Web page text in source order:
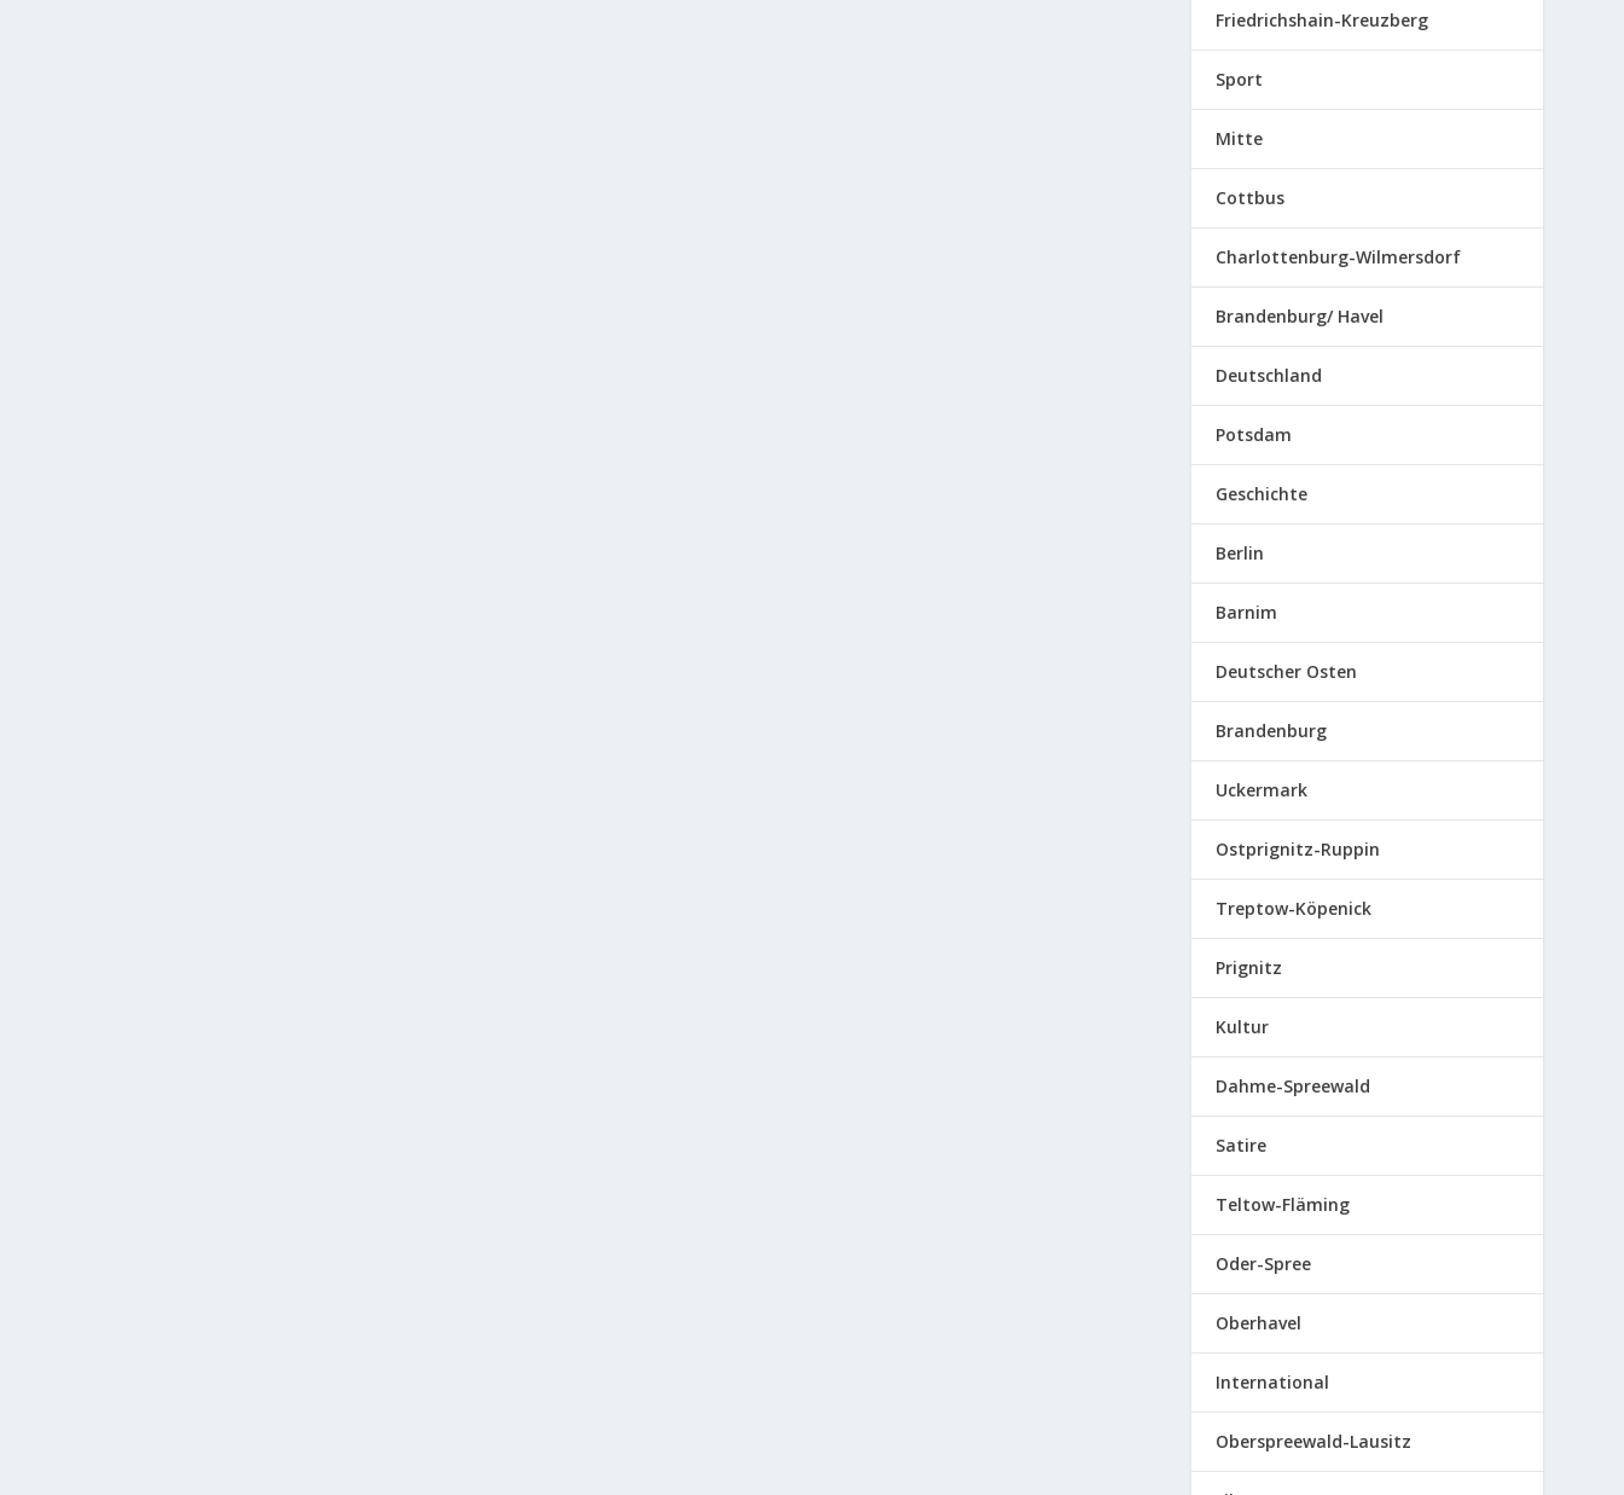
Friedrichshain-Kreuzberg
Sport
Mitte
Cottbus
Charlottenburg-Wilmersdorf
Brandenburg/ Havel
Deutschland
Potsdam
Geschichte
Berlin
Barnim
Deutscher Osten
Brandenburg
Uckermark
Ostprignitz-Ruppin
Treptow-Köpenick
Prignitz
Kultur
Dahme-Spreewald
Satire
Teltow-Fläming
Oder-Spree
Oberhavel
International
Oberspreewald-Lausitz